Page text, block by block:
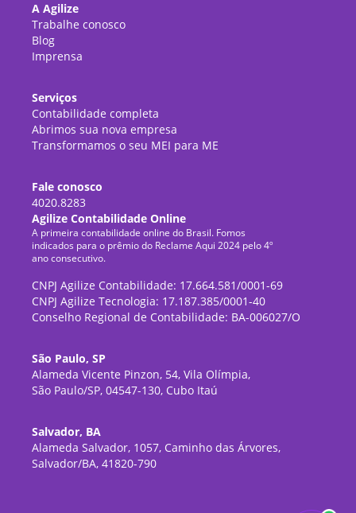
A Agilize
Trabalhe conosco
Blog
Imprensa
Serviços
Contabilidade completa
Abrimos sua nova empresa
Transformamos o seu MEI para ME
Fale conosco
4020.8283
Agilize Contabilidade Online
A primeira contabilidade online do Brasil. Fomos
indicados para o prêmio do Reclame Aqui 2024 pelo 4º
ano consecutivo.
CNPJ Agilize Contabilidade: 17.664.581/0001-69
CNPJ Agilize Tecnologia: 17.187.385/0001-40
Conselho Regional de Contabilidade: BA-006027/O
São Paulo, SP
Alameda Vicente Pinzon, 54, Vila Olímpia,
São Paulo/SP, 04547-130, Cubo Itaú
Salvador, BA
Alameda Salvador, 1057, Caminho das Árvores,
Salvador/BA, 41820-790